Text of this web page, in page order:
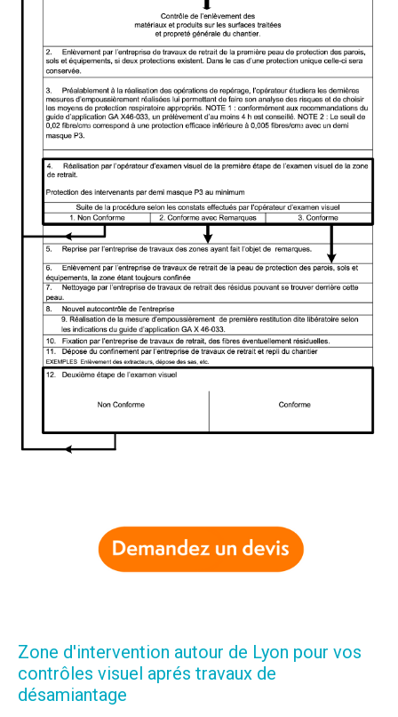
Zone d'intervention autour de Lyon pour vos
contrôles visuel aprés travaux de
désamiantage